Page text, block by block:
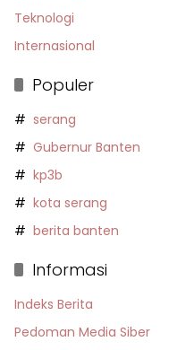
Teknologi
Internasional
Populer
serang
Gubernur Banten
kp3b
kota serang
berita banten
Informasi
Indeks Berita
Pedoman Media Siber